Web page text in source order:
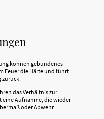
können gebundenes
Feuer die Härte und führt
zurück.
das Verhältnis zur
eine Aufnahme, die wieder
oder Abwehr